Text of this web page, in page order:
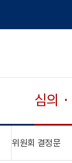
심의
위원회 결정문"